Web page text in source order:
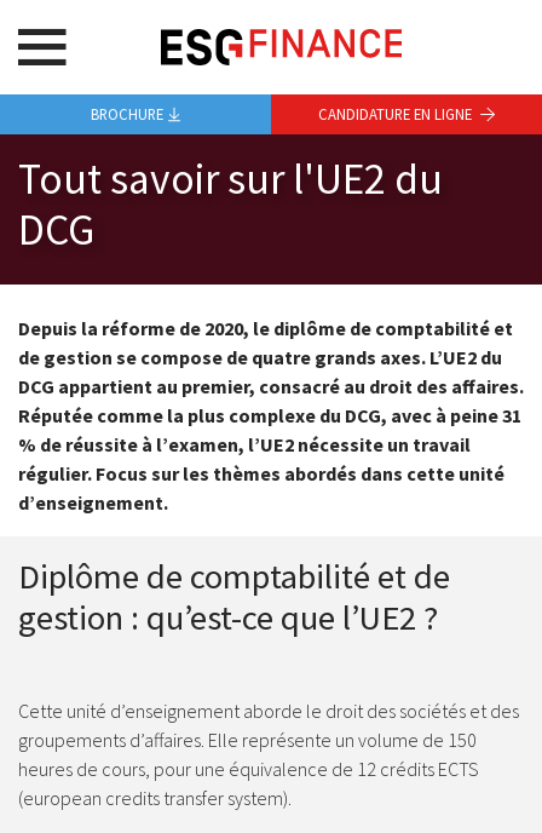
Tout savoir sur l'UE2 du
DCG
Depuis la réforme de 2020, le diplôme de comptabilité et
de gestion se compose de quatre grands axes. L’UE2 du
DCG appartient au premier, consacré au droit des affaires.
Réputée comme la plus complexe du DCG, avec à peine 31
% de réussite à l’examen, l’UE2 nécessite un travail
régulier. Focus sur les thèmes abordés dans cette unité
d’enseignement.
Diplôme de comptabilité et de
gestion : qu’est-ce que l’UE2 ?
Cette unité d’enseignement aborde le droit des sociétés et des
groupements d’affaires. Elle représente un volume de 150
heures de cours, pour une équivalence de 12 crédits ECTS
(european credits transfer system).
BROCHURE CANDIDATURE EN LIGNE